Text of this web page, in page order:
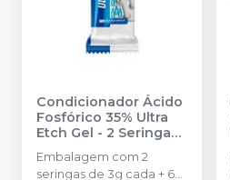
Condicionador Ácido
Fosfórico 35% Ultra
Etch Gel - 2 Seringas-
ULTRADENT
Embalagem com 2
seringas de 3g cada + 6